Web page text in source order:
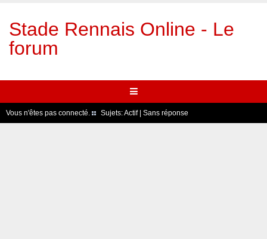
Stade Rennais Online - Le
forum
Vous n'êtes pas connecté. Sujets:Actif| Sans réponse